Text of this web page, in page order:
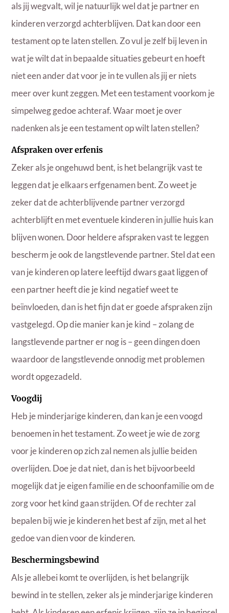
als jij wegvalt, wil je natuurlijk wel dat je partner en
kinderen verzorgd achterblijven. Dat kan door een
testament op te laten stellen. Zo vul je zelf bij leven in
wat je wilt dat in bepaalde situaties gebeurt en hoeft
niet een ander dat voor je in te vullen als jij er niets
meer over kunt zeggen. Met een testament voorkom je
simpelweg gedoe achteraf. Waar moet je over
nadenken als je een testament op wilt laten stellen?
Afspraken over erfenis
Zeker als je ongehuwd bent, is het belangrijk vast te
leggen dat je elkaars erfgenamen bent. Zo weet je
zeker dat de achterblijvende partner verzorgd
achterblijft en met eventuele kinderen in jullie huis kan
blijven wonen. Door heldere afspraken vast te leggen
bescherm je ook de langstlevende partner. Stel dat een
van je kinderen op latere leeftijd dwars gaat liggen of
een partner heeft die je kind negatief weet te
beïnvloeden, dan is het fijn dat er goede afspraken zijn
vastgelegd. Op die manier kan je kind – zolang de
langstlevende partner er nog is – geen dingen doen
waardoor de langstlevende onnodig met problemen
wordt opgezadeld.
Voogdij
Heb je minderjarige kinderen, dan kan je een voogd
benoemen in het testament. Zo weet je wie de zorg
voor je kinderen op zich zal nemen als jullie beiden
overlijden. Doe je dat niet, dan is het bijvoorbeeld
mogelijk dat je eigen familie en de schoonfamilie om de
zorg voor het kind gaan strijden. Of de rechter zal
bepalen bij wie je kinderen het best af zijn, met al het
gedoe van dien voor de kinderen.
Beschermingsbewind
Als je allebei komt te overlijden, is het belangrijk
bewind in te stellen, zeker als je minderjarige kinderen